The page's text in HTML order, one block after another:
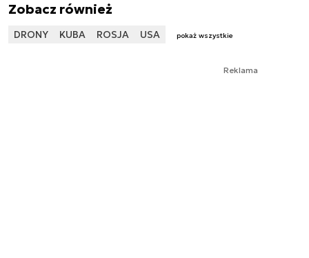
Zobacz również
DRONY KUBA ROSJA USA pokaż wszystkie
Reklama